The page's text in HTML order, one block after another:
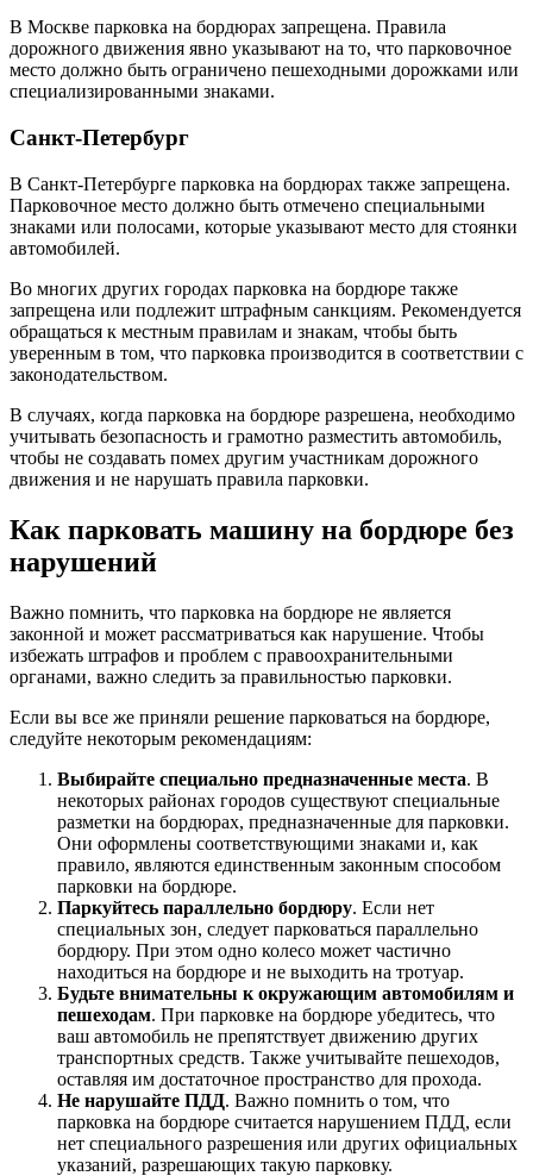
В Москве парковка на бордюрах запрещена. Правила
дорожного движения явно указывают на то, что парковочное
место должно быть ограничено пешеходными дорожками или
специализированными знаками.
Санкт-Петербург
В Санкт-Петербурге парковка на бордюрах также запрещена.
Парковочное место должно быть отмечено специальными
знаками или полосами, которые указывают место для стоянки
автомобилей.
Во многих других городах парковка на бордюре также
запрещена или подлежит штрафным санкциям. Рекомендуется
обращаться к местным правилам и знакам, чтобы быть
уверенным в том, что парковка производится в соответствии с
законодательством.
В случаях, когда парковка на бордюре разрешена, необходимо
учитывать безопасность и грамотно разместить автомобиль,
чтобы не создавать помех другим участникам дорожного
движения и не нарушать правила парковки.
Как парковать машину на бордюре без
нарушений
Важно помнить, что парковка на бордюре не является
законной и может рассматриваться как нарушение. Чтобы
избежать штрафов и проблем с правоохранительными
органами, важно следить за правильностью парковки.
Если вы все же приняли решение парковаться на бордюре,
следуйте некоторым рекомендациям:
Выбирайте специально предназначенные места. В
некоторых районах городов существуют специальные
разметки на бордюрах, предназначенные для парковки.
Они оформлены соответствующими знаками и, как
правило, являются единственным законным способом
парковки на бордюре.
Паркуйтесь параллельно бордюру. Если нет
специальных зон, следует парковаться параллельно
бордюру. При этом одно колесо может частично
находиться на бордюре и не выходить на тротуар.
Будьте внимательны к окружающим автомобилям и
пешеходам. При парковке на бордюре убедитесь, что
ваш автомобиль не препятствует движению других
транспортных средств. Также учитывайте пешеходов,
оставляя им достаточное пространство для прохода.
Не нарушайте ПДД. Важно помнить о том, что
парковка на бордюре считается нарушением ПДД, если
нет специального разрешения или других официальных
указаний, разрешающих такую парковку.